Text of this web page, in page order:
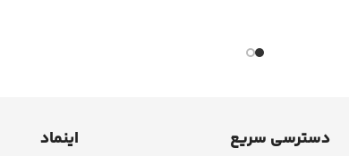
دسترسی سریع اینماد